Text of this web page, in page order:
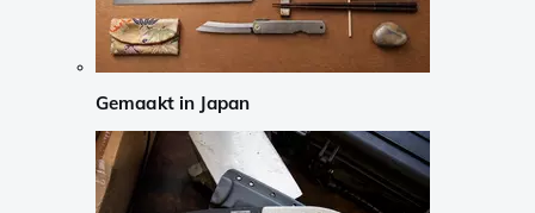
Gemaakt in Japan